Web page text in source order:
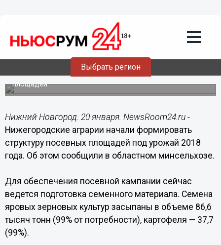
Выбрать регион
Подготовку к весенне-посевной
кампании начали нижегородские
аграрии
Ведется подготовка семенного материала и посевных
площадей.
Нижний Новгород. 20 января. NewsRoom24.ru -
Нижегородские аграрии начали формировать
структуру посевных площадей под урожай 2018
года. Об этом сообщили в областном минсельхозе.
Для обеспечения посевной кампании сейчас
ведется подготовка семенного материала. Семена
яровых зерновых культур засыпаны в объеме 86,6
тысяч тонн (99% от потребности), картофеля — 37,7
(99%).